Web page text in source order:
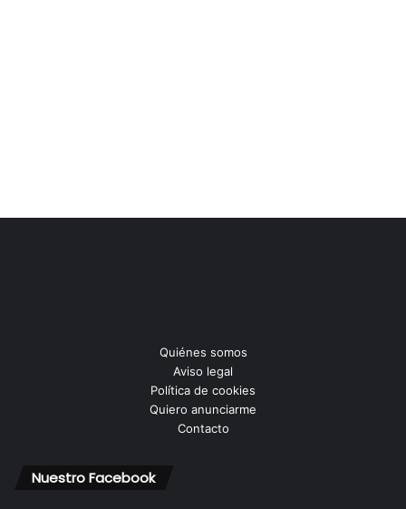
Quiénes somos
Aviso legal
Política de cookies
Quiero anunciarme
Contacto
Nuestro Facebook